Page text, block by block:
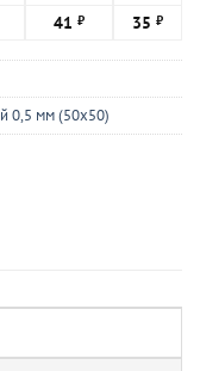
41 ₽ 35 ₽
0,5 мм (50х50)